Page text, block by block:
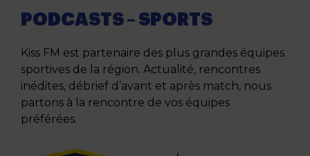
PODCASTS – SPORTS
Kiss FM est partenaire des plus grandes équipes
sportives de la région. Actualité, rencontres
inédites, débrief d’avant et après match, nous
partons à la rencontre de vos équipes
préférées.